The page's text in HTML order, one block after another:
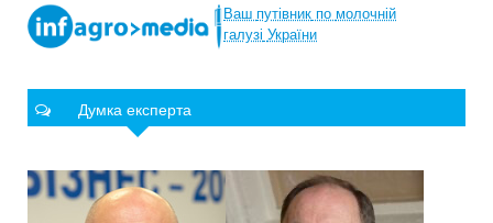
Ваш путівник по молочній
галузі України
Думка експерта